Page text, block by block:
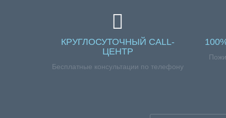
КРУГЛОСУТОЧНЫЙ CALL-
ЦЕНТР
Бесплатные консультации по телефону